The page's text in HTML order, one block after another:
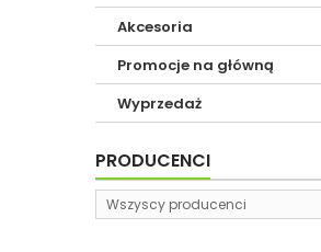
Akcesoria
Promocje na główną
Wyprzedaż
PRODUCENCI
Wszyscy producenci